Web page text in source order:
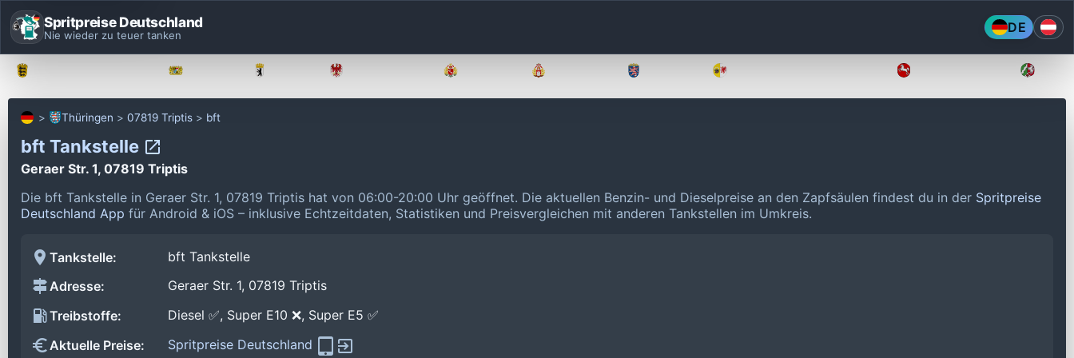
Spritpreise Deutschland
Nie wieder zu teuer tanken DE
Thüringen 07819 Triptis bft
bft Tankstelle
Geraer Str. 1, 07819 Triptis
Die bft Tankstelle in Geraer Str. 1, 07819 Triptis hat von 06:00-20:00 Uhr geöffnet. Die aktuellen Benzin- und Dieselpreise an den Zapfsäulen findest du in der Spritpreise
Deutschland App für Android & iOS – inklusive Echtzeitdaten, Statistiken und Preisvergleichen mit anderen Tankstellen im Umkreis.
Tankstelle:
bft Tankstelle
Adresse:
Geraer Str. 1, 07819 Triptis
Treibstoffe:
Diesel ✅, Super E10 ❌, Super E5 ✅
Aktuelle Preise:
Spritpreise Deutschland